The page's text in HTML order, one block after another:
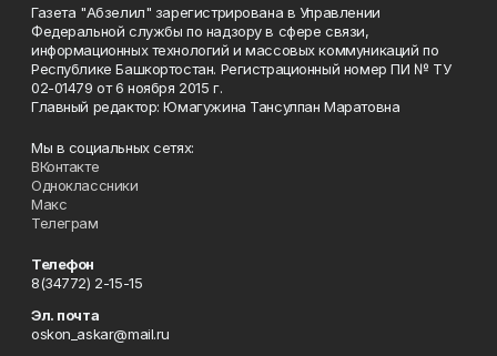
Газета "Абзелил" зарегистрирована в Управлении
Федеральной службы по надзору в сфере связи,
информационных технологий и массовых коммуникаций по
Республике Башкортостан. Регистрационный номер ПИ № ТУ
02-01479 от 6 ноября 2015 г.
Главный редактор: Юмагужина Тансулпан Маратовна
Мы в социальных сетях:
ВКонтакте
Одноклассники
Макс
Телеграм
Телефон
8(34772) 2-15-15
Эл. почта
oskon_askar@mail.ru